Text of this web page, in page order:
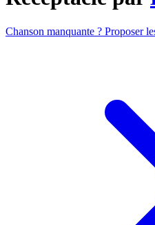
Chanson manquante ? Proposer